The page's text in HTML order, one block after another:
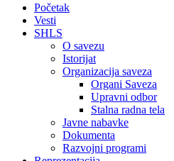
Početak
Vesti
SHLS
O savezu
Istorijat
Organizacija saveza
Organi Saveza
Upravni odbor
Stalna radna tela
Javne nabavke
Dokumenta
Razvojni programi